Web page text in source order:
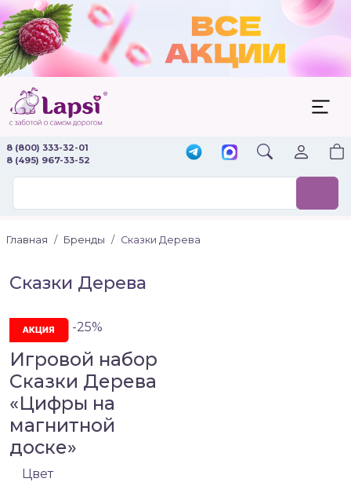
8 (800) 333-32-01
8 (495) 967-33-52
Главная Бренды Сказки Дерева
Сказки Дерева
-25%
Игровой набор
Сказки Дерева
«Цифры на
магнитной
доске»
Цвет